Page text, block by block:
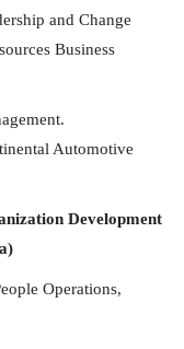
and Change
Business
Automotive
Development
Operations,